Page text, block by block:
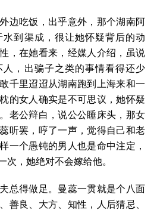
边吃饭，出乎意外，那个湖南阿
到渠成，很让她怀疑背后的动
，在她看来，经媒人介绍，虽说
，出骗子之类的事情看得还少
千里迢迢从湖南跑到上海来和一
的女人确实是不可思议，她怀疑
老公辩白，说公公睡床头，那女
听罢，哼了一声，觉得自己和老
一个愚钝的男人也是命中注定，
次，她绝对不会嫁给他。
总得做足。曼蕊一贯就是个八面
善良、大方、知性，人后猜忌、